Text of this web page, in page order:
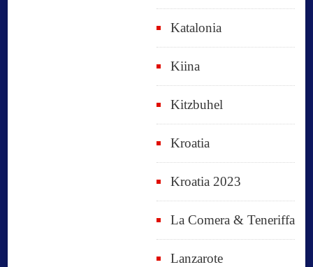
Katalonia
Kiina
Kitzbuhel
Kroatia
Kroatia 2023
La Comera & Teneriffa
Lanzarote